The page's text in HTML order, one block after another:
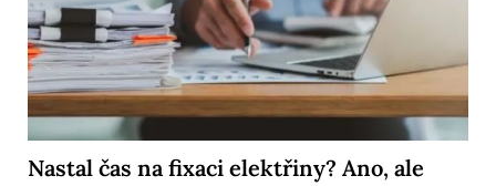
Nastal čas na fixaci elektřiny? Ano, ale